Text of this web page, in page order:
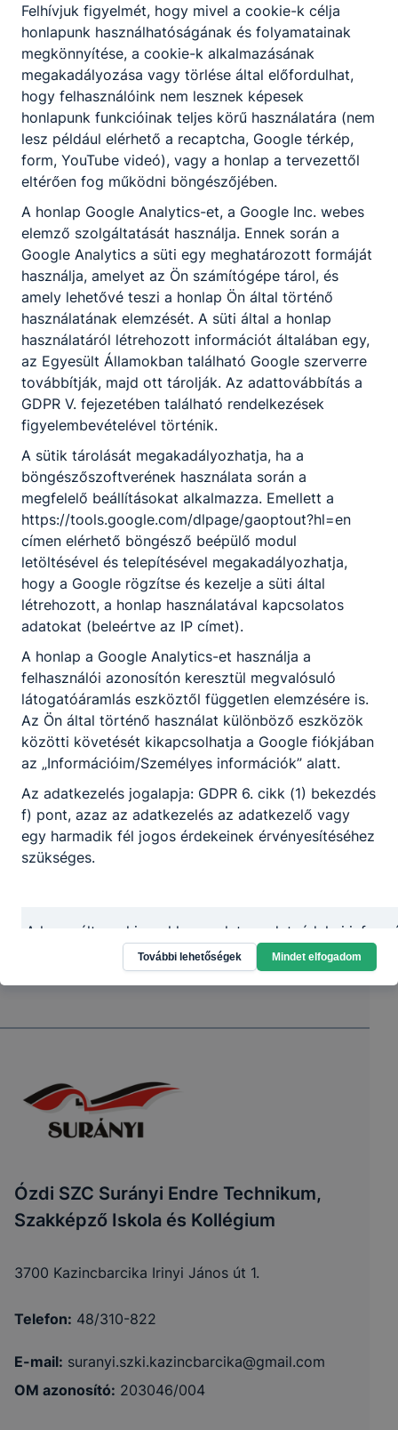
KOMPETENCIAELVÁRÁS
Logikai gondolkodás, jó szemmérték, tér- és
színlátás, önállóság, kézügyesség,
problémamegoldó képesség, csapatmunkában
együttműködési készség.
A SZAKKÉPZETTSÉGGEL RENDELKEZŐ
fogyasztásmérő helyet alakít ki, lakás és
épület elosztó berendezést szerel, erős- és
gyengeáramú hálózatot létesít;
hagyományos és intelligens épület villamos
berendezését szereli, javítja, karbantartja,
kezelését betanítja;
egyszerű multimédiás és kommunikációs
alkalmazásokat kezel, terveket, műszaki
leírásokat olvas, értelmez;
kisgépeket, mérőműszereket,
kéziszerszámokat használ a technológiai
Megosztás
Partnereink
Ózdi SZC Surányi Endre Technikum,
Szakképző Iskola és Kollégium
3700 Kazincbarcika Irinyi János út 1.
Telefon: 48/310-822
E-mail: suranyi.szki.kazincbarcika@gmail.com
OM azonosító: 203046/004
Felhívjuk figyelmét, hogy mivel a cookie-k célja
honlapunk használhatóságának és folyamatainak
megkönnyítése, a cookie-k alkalmazásának
megakadályozása vagy törlése által előfordulhat,
hogy felhasználóink nem lesznek képesek
honlapunk funkcióinak teljes körű használatára (nem
lesz például elérhető a recaptcha, Google térkép,
form, YouTube videó), vagy a honlap a tervezettől
eltérően fog működni böngészőjében.
A honlap Google Analytics-et, a Google Inc. webes
elemző szolgáltatását használja. Ennek során a
Google Analytics a süti egy meghatározott formáját
használja, amelyet az Ön számítógépe tárol, és
amely lehetővé teszi a honlap Ön által történő
használatának elemzését. A süti által a honlap
használatáról létrehozott információt általában egy,
az Egyesült Államokban található Google szerverre
továbbítják, majd ott tárolják. Az adattovábbítás a
GDPR V. fejezetében található rendelkezések
figyelembevételével történik.
A sütik tárolását megakadályozhatja, ha a
böngészőszoftverének használata során a
megfelelő beállításokat alkalmazza. Emellett a
https://tools.google.com/dlpage/gaoptout?hl=en
címen elérhető böngésző beépülő modul
letöltésével és telepítésével megakadályozhatja,
hogy a Google rögzítse és kezelje a süti által
létrehozott, a honlap használatával kapcsolatos
adatokat (beleértve az IP címet).
A honlap a Google Analytics-et használja a
felhasználói azonosítón keresztül megvalósuló
látogatóáramlás eszköztől független elemzésére is.
Az Ön által történő használat különböző eszközök
közötti követését kikapcsolhatja a Google fiókjában
az „Információim/Személyes információk” alatt.
Az adatkezelés jogalapja: GDPR 6. cikk (1) bekezdés
f) pont, azaz az adatkezelés az adatkezelő vagy
egy harmadik fél jogos érdekeinek érvényesítéséhez
szükséges.
A használt cookie-val kapcsolatos adatvédelmi
ADATVÉDELMI TÁJÉKOZTATÓ
típusa
jogalapja
Munkamenet
törvény
(Elkertv.)
bekezdésében
A honlap
biztosítása
Használatot
Az Ön
A felhasználói
élmény
További lehetőségek Mindet elfogadom